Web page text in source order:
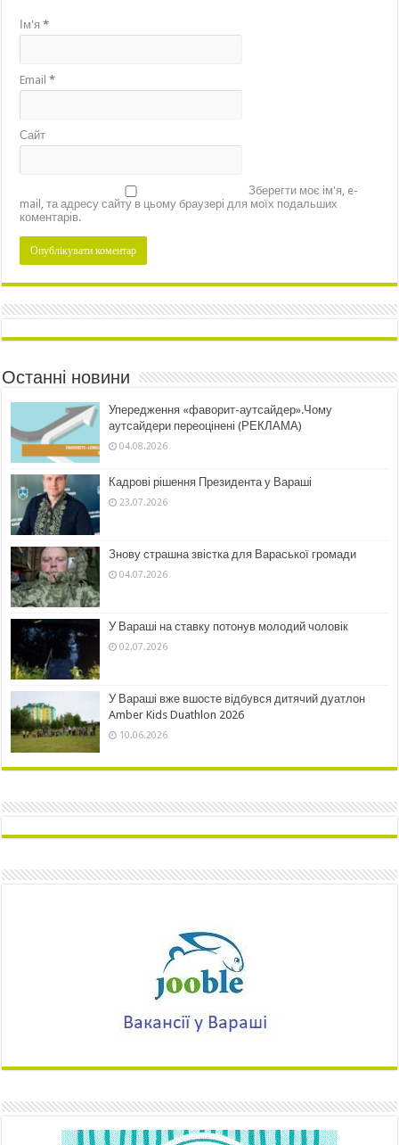
Ім'я*
Email*
Сайт
Зберегти моє ім'я, e-
mail, та адресу сайту в цьому браузері для моїх подальших
коментарів.
Останні новини
Упередження «фаворит-аутсайдер».Чому
аутсайдери переоцінені (РЕКЛАМА)
04.08.2026
Кадрові рішення Президента у Вараші
23.07.2026
Знову страшна звістка для Вараської громади
04.07.2026
У Вараші на ставку потонув молодий чоловік
02.07.2026
У Вараші вже вшосте відбувся дитячий дуатлон
Amber Kids Duathlon 2026
10.06.2026